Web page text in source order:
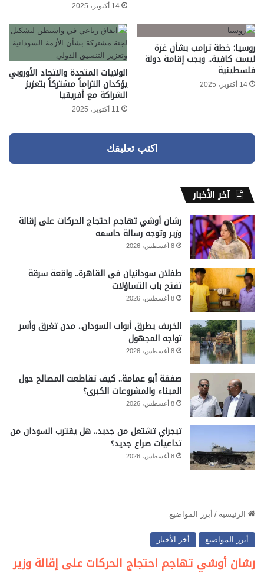
14 أكتوبر، 2025
روسيا: خطة ترامب بشأن غزة
ليست كافية.. ويجب إقامة دولة
فلسطينية
14 أكتوبر، 2025
الولايات المتحدة والاتحاد الأوروبي
يؤكدان التزاماً مشتركاً بتعزيز
الشراكة مع أفريقيا
11 أكتوبر، 2025
اكتب تعليقك
آخر الأخبار
رشان أوشي تهاجم احتجاج الحركات على إقالة
وزير وتوجه رسالة حاسمه
8 أغسطس، 2026
طفلان سودانيان في القاهرة.. واقعة سرقة
تفتح باب التساؤلات
8 أغسطس، 2026
الخريف يطرق أبواب السودان.. مدن تغرق وأسر
تواجه المجهول
8 أغسطس، 2026
صفقة أبو عمامة.. كيف تقاطعت المصالح حول
الميناء والمشروعات الكبرى؟
8 أغسطس، 2026
تيجراي تشتعل من جديد.. هل يقترب السودان من
تداعيات صراع جديد؟
8 أغسطس، 2026